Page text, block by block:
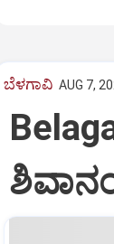
ಬೆಳಗಾವಿ AUG 7,